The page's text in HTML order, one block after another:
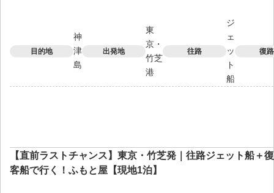
目的地
神
津
島
出発地
東
京・
竹芝
港
往路
ジ
ェ
ッ
ト
船
復路
【直前ラストチャンス】東京・竹芝発｜往路ジェット船＋
客船で行く！ふもと屋【現地1泊】